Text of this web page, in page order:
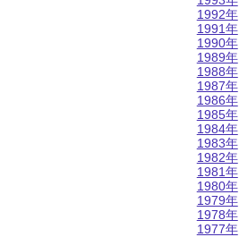
1992年
1991年
1990年
1989年
1988年
1987年
1986年
1985年
1984年
1983年
1982年
1981年
1980年
1979年
1978年
1977年